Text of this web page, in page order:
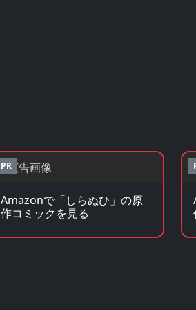
PR
Amazonで「しらぬひ」の原
作コミックを見る